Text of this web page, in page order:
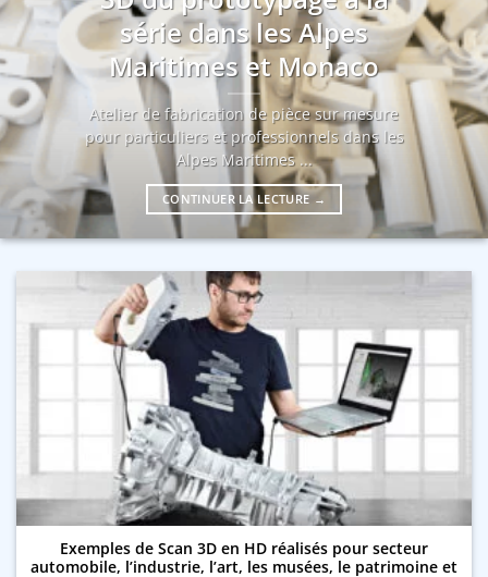
série dans les Alpes
Maritimes et Monaco
Atelier de fabrication de pièce sur mesure
pour particuliers et professionnels dans les
Alpes Maritimes ...
CONTINUER LA LECTURE →
Exemples de Scan 3D en HD réalisés pour secteur
automobile, l’industrie, l’art, les musées, le patrimoine et